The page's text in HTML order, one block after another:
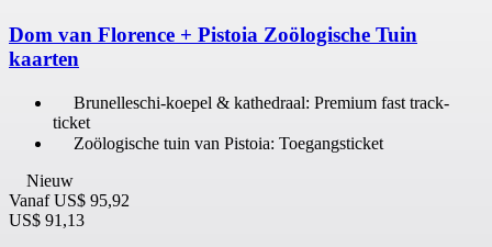
Dom van Florence + Pistoia Zoölogische Tuin
kaarten
Brunelleschi-koepel & kathedraal: Premium fast track-
ticket
Zoölogische tuin van Pistoia: Toegangsticket
Nieuw
Vanaf US$ 95,92
US$ 91,13